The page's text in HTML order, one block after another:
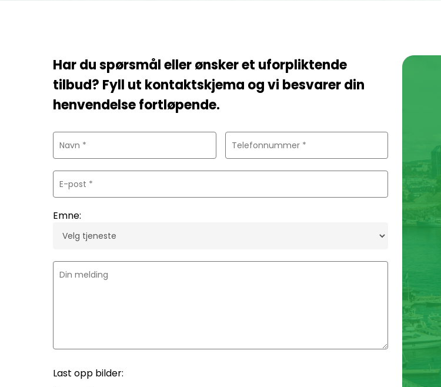
Har du spørsmål eller ønsker et uforpliktende
tilbud? Fyll ut kontaktskjema og vi besvarer din
henvendelse fortløpende.
Emne:
Last opp bilder: